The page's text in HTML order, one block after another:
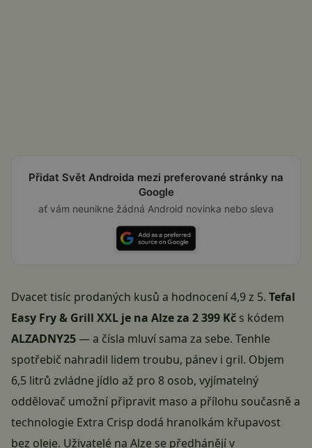
Přidat Svět Androida mezi preferované stránky na
Google
ať vám neunikne žádná Android novinka nebo sleva
Dvacet tisíc prodaných kusů a hodnocení 4,9 z 5. Tefal
Easy Fry & Grill XXL je na Alze za 2 399 Kč s kódem
ALZADNY25— a čísla mluví sama za sebe. Tenhle
spotřebič nahradil lidem troubu, pánev i gril. Objem
6,5 litrů zvládne jídlo až pro 8 osob, vyjímatelný
oddělovač umožní připravit maso a přílohu současně a
technologie Extra Crisp dodá hranolkám křupavost
bez oleje. Uživatelé na Alze se předhánějí v